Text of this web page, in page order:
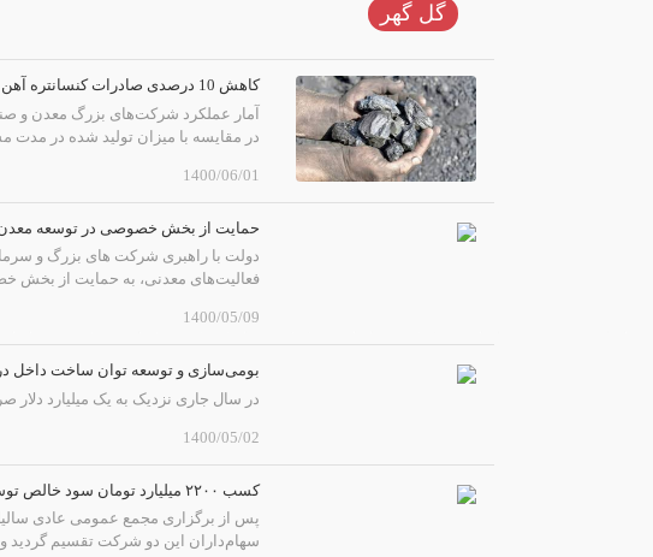
گل گهر
کاهش 10 درصدی صادرات کنسانتره آهن
در مقایسه با میزان تولید شده در مدت مشابه
1400/06/01
حمایت از بخش خصوصی در توسعه معدن
دولت با راهبری شرکت های بزرگ و
فعالیت‌های معدنی، به حمایت از بخش
1400/05/09
بومی‌سازی و توسعه توان ساخت داخل
در سال جاری نزدیک به یک میلیارد
1400/05/02
كسب ۲۲۰۰ میلیارد تومان سود خالص توسط فولاد مباركه
سهام‌داران این دو شرکت تقسیم گردید